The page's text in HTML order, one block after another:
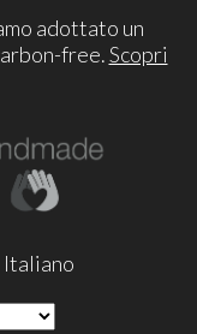
adottato un
free.Scopri
Italiano